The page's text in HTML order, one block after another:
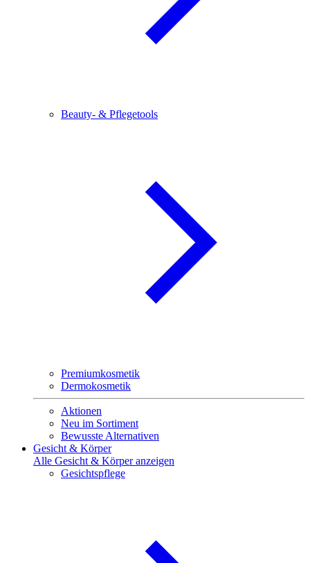
Beauty- & Pflegetools
Premiumkosmetik
Dermokosmetik
Aktionen
Neu im Sortiment
Bewusste Alternativen
Gesicht & Körper
Alle Gesicht & Körper anzeigen
Gesichtspflege